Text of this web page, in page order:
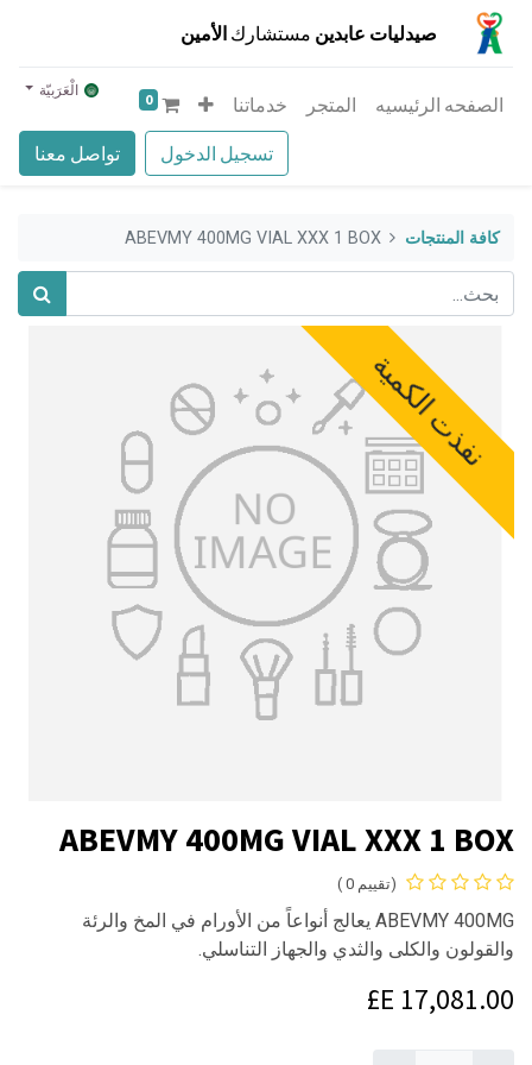
صيدليات عابدين مستشارك الأمين
تسجيل الدخول تواصل معنا
الصفحه الرئيسيه المتجر خدماتنا 0 الْعَرَبيّة
كافة المنتجات ABEVMY 400MG VIAL XXX 1 BOX
نفذت الكمية
ABEVMY 400MG VIAL XXX 1 BOX
(تقييم 0 )
ABEVMY 400MG يعالج أنواعاً من الأورام في المخ والرئة
والقولون والكلى والثدي والجهاز التناسلي.
17,081.00